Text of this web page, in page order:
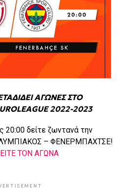
ΑΓΩΝΕΣ ΣΤΟ
2022-2023
20:00 δείτε ζωντανά την
– ΦΕΝΕΡΜΠΑΧΤΣΕ!
ΤΟΝ ΑΓΩΝΑ